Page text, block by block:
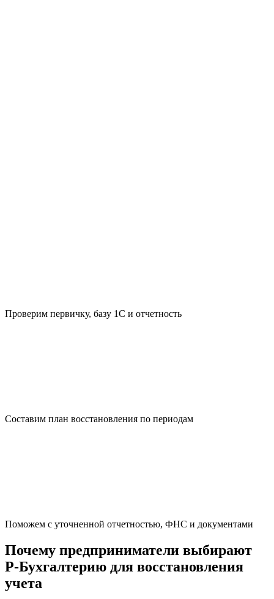
Проверим первичку, базу 1С и отчетность
Составим план восстановления по периодам
Поможем с уточненной отчетностью, ФНС и документами
Почему предприниматели выбирают
Р-Бухгалтерию для восстановления
учета